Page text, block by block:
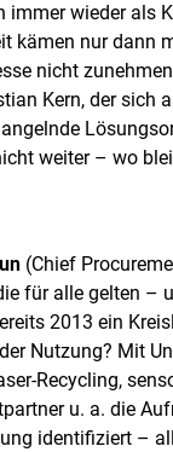
wieder als
kämen nur dann
nicht
Kern, der sich
weiter – wo
(Chief
für alle gelten
2013 ein
Nutzung? Mit
Recycling,
u. a. die
identifiziert –